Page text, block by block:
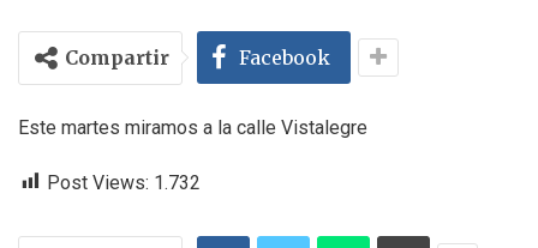
Compartir Facebook
Este martes miramos a la calle Vistalegre
Post Views: 1.732